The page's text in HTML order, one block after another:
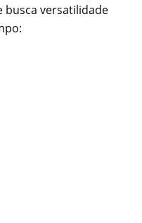
busca versatilidade